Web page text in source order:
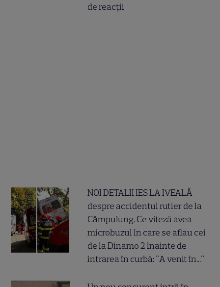
de reacții
NOI DETALII IES LA IVEALĂ
despre accidentul rutier de la
Câmpulung. Ce viteză avea
microbuzul în care se aflau cei
de la Dinamo 2 înainte de
intrarea în curbă: "A venit în..."